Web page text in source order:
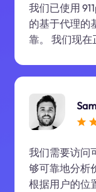
我们已使用
的基于代理的
靠。 我们现在
我们需要访问
够可靠地分析
根据用户的位